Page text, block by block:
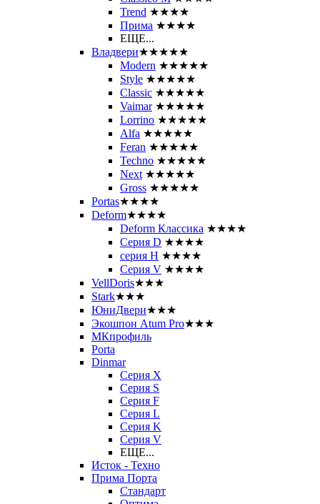
Trend ★★★★
Прима ★★★★
ЕЩЕ...
Владвери★★★★★
Modern ★★★★★
Style ★★★★★
Classic ★★★★★
Vaimar ★★★★★
Lorrino ★★★★★
Alfa ★★★★★
Feran ★★★★★
Techno ★★★★★
Next ★★★★★
Gross ★★★★★
Portas★★★★
Deform★★★★
Deform Классика ★★★★
Серия D ★★★★
серия H ★★★★
Серия V ★★★★
VellDoris★★★
Stark★★★
ЮниДвери★★★
Экошпон Atum Pro★★★
МКпрофиль
Porta
Dinmar
Серия X
Серия S
Серия F
Серия L
Серия K
Серия V
ЕЩЕ...
Исток - Техно
Прима Порта
Стандарт